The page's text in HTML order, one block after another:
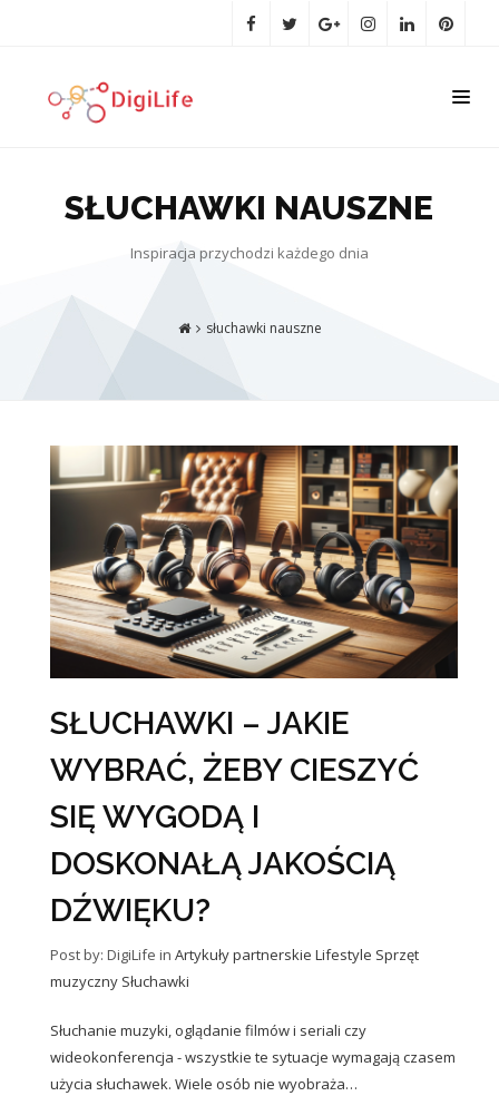
SŁUCHAWKI NAUSZNE
Inspiracja przychodzi każdego dnia
słuchawki nauszne
SŁUCHAWKI – JAKIE
WYBRAĆ, ŻEBY CIESZYĆ
SIĘ WYGODĄ I
DOSKONAŁĄ JAKOŚCIĄ
DŹWIĘKU?
Post by: DigiLife in Artykuły partnerskie Lifestyle Sprzęt
muzyczny Słuchawki
Słuchanie muzyki, oglądanie filmów i seriali czy
wideokonferencja - wszystkie te sytuacje wymagają czasem
użycia słuchawek. Wiele osób nie wyobraża…